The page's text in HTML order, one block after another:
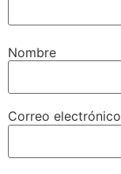
Nombre
Correo electrónico